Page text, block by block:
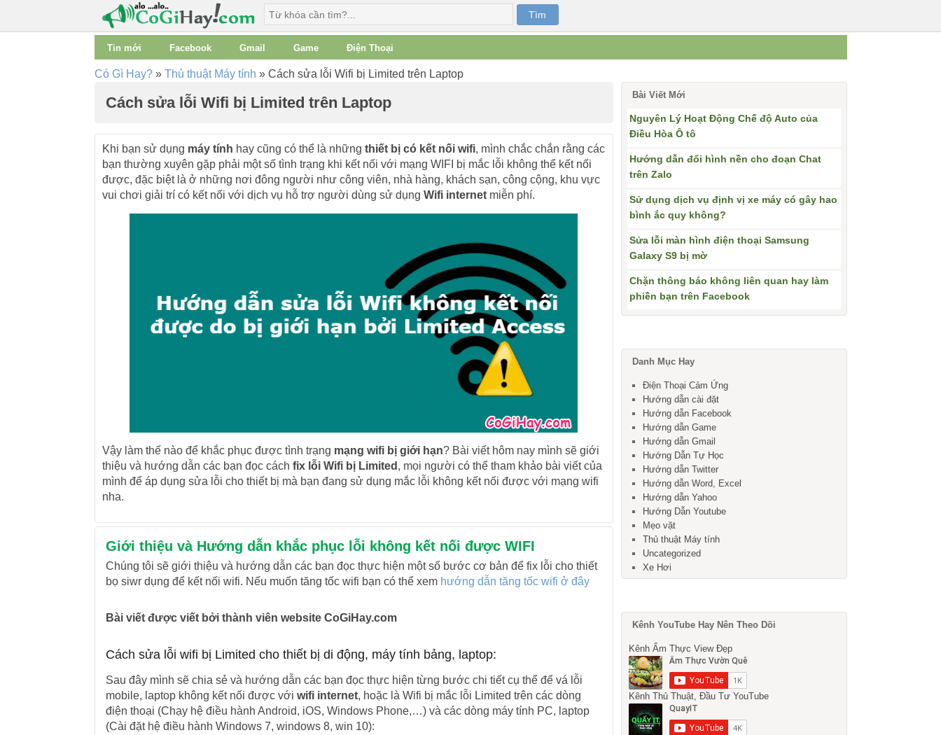
Tin mới Facebook Gmail Game Điện Thoại
Có Gì Hay? » Thủ thuật Máy tính »Cách sửa lỗi Wifi bị Limited trên Laptop
Cách sửa lỗi Wifi bị Limited trên Laptop
Khi bạn sử dụng máy tính hay cũng có thể là những thiết bị có kết nối wifi, mình chắc chắn rằng các
bạn thường xuyên gặp phải một số tình trạng khi kết nối với mạng WIFI bị mắc lỗi không thể kết nối
được, đặc biệt là ở những nơi đông người như công viên, nhà hàng, khách sạn, công cộng, khu vực
vui chơi giải trí có kết nối với dịch vụ hỗ trợ người dùng sử dụng Wifi internetmiễn phí.
Vậy làm thế nào để khắc phục được tình trạng mạng wifi bị giới hạn? Bài viết hôm nay mình sẽ giới
thiệu và hướng dẫn các bạn đọc cách fix lỗi Wifi bị Limited , mọi người có thể tham khảo bài viết của
mình để áp dụng sửa lỗi cho thiết bị mà bạn đang sử dụng mắc lỗi không kết nối được với mạng wifi
nha.
Giới thiệu và Hướng dẫn khắc phục lỗi không kết nối được WIFI
Chúng tôi sẽ giới thiệu và hướng dẫn các bạn đọc thực hiện một số bước cơ bản để fix lỗi cho thiết
bọ siwr dụng để kết nối wifi. Nếu muốn tăng tốc wifi bạn có thể xem hướng dẫn tăng tốc wifi ở đây
Bài viết được viết bởi thành viên website CoGiHay.com
Cách sửa lỗi wifi bị Limited cho thiết bị di động, máy tính bảng, laptop:
Sau đây mình sẽ chia sẻ và hướng dẫn các bạn đọc thực hiện từng bước chi tiết cụ thể để vá lỗi
mobile, laptop không kết nối được với wifi internet, hoặc là Wifi bị mắc lỗi Limited trên các dòng
điện thoại (Chạy hệ điều hành Android, iOS, Windows Phone,…) và các dòng máy tính PC, laptop
(Cài đặt hệ điều hành Windows 7, windows 8, win 10):
Bài Viết Mới
Nguyên Lý Hoạt Động Chế độ Auto của
Điều Hòa Ô tô
Hướng dẫn đổi hình nền cho đoạn Chat
trên Zalo
Sử dụng dịch vụ định vị xe máy có gây hao
bình ắc quy không?
Sửa lỗi màn hình điện thoại Samsung
Galaxy S9 bị mờ
Chặn thông báo không liên quan hay làm
phiền bạn trên Facebook
Danh Mục Hay
Điện Thoại Cảm Ứng
Hướng dẫn cài đặt
Hướng dẫn Facebook
Hướng dẫn Game
Hướng dẫn Gmail
Hướng Dẫn Tự Học
Hướng dẫn Twitter
Hướng dẫn Word, Excel
Hướng dẫn Yahoo
Hướng Dẫn Youtube
Mẹo vặt
Thủ thuật Máy tính
Uncategorized
Xe Hơi
Kênh YouTube Hay Nên Theo Dõi
Kênh Ẩm Thực View Đẹp
Kênh Thủ Thuật, Đầu Tư YouTube